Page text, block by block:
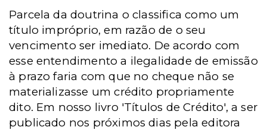
Parcela da doutrina o classifica como um
título impróprio, em razão de o seu
vencimento ser imediato. De acordo com
esse entendimento a ilegalidade de emissão
à prazo faria com que no cheque não se
materializasse um crédito propriamente
dito. Em nosso livro 'Títulos de Crédito', a ser
publicado nos próximos dias pela editora